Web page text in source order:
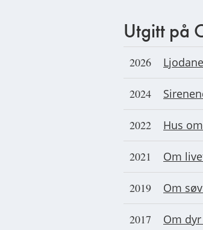
Utgitt på
2026 Ljodane
2024
2022 Hus
2021 Om
2019 Om
2017 Om